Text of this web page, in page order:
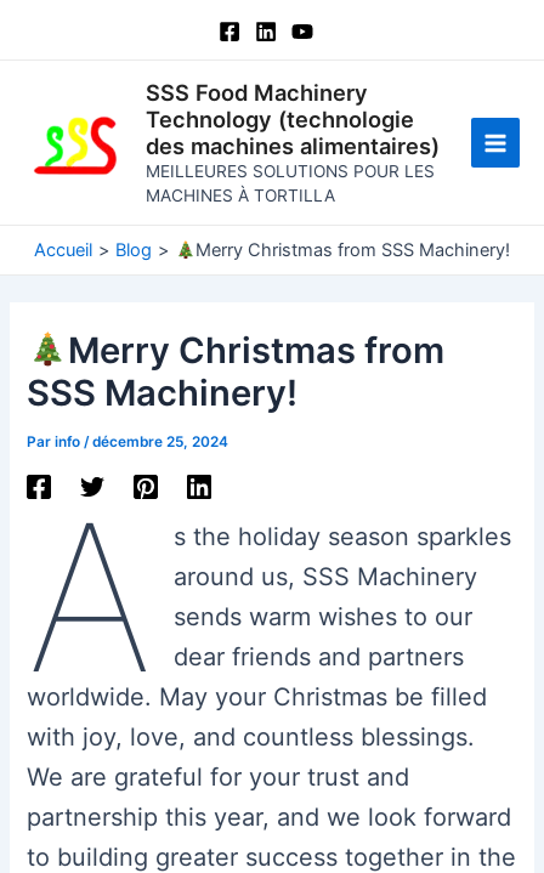
SSS Food Machinery
Technology (technologie
des machines alimentaires)
MEILLEURES SOLUTIONS POUR LES
MACHINES À TORTILLA
Accueil Blog Merry Christmas from SSS Machinery!
Merry Christmas from
SSS Machinery!
Parinfo/décembre 25, 2024
A
s the holiday season sparkles
around us, SSS Machinery
sends warm wishes to our
dear friends and partners
worldwide. May your Christmas be filled
with joy, love, and countless blessings.
We are grateful for your trust and
partnership this year, and we look forward
to building greater success together in the